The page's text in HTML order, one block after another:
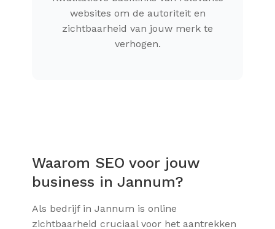
websites om de autoriteit en
zichtbaarheid van jouw merk te
verhogen.
Waarom SEO voor jouw
business in Jannum?
Als bedrijf in Jannum is online
zichtbaarheid cruciaal voor het aantrekken